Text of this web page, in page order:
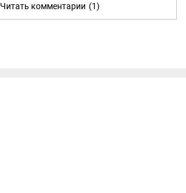
Читать комментарии (1)